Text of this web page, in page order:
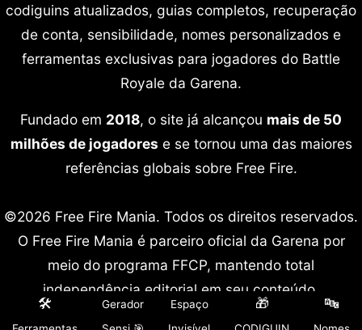
codiguins atualizados, guias completos, recuperação
de conta, sensibilidade, nomes personalizados e
ferramentas exclusivas para jogadores do Battle
Royale da Garena.
Fundado em 2018, o site já alcançou mais de 50
milhões de jogadores e se tornou uma das maiores
referências globais sobre Free Fire.
©2026 Free Fire Mania. Todos os direitos reservados.
O Free Fire Mania é parceiro oficial da Garena por
meio do programa FFCP, mantendo total
independência editorial em seu conteúdo.
Free Fire é marca registrada da Garena International.
🛠️
Gerador
Espaço
🎁 🔤